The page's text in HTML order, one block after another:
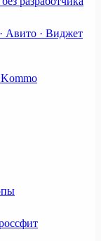
Авито · Виджет